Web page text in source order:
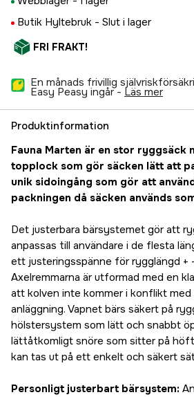
Butik Hyltebruk - Slut i lager
FRI FRAKT!
En månads frivillig
Easy Peasy ingår - läs mer
Produktinformation
Fauna Marten är en stor ryggsäck
topplock som gör säcken lätt att
unik sidoingång som gör att
packningen då säcken används
Det justerbara bärsystemet gör att
anpassas till användare i de flesta
ett justeringsspänne för rygglängd +
Axelremmarna är utformad med en
att kolven inte kommer i konflikt med
anläggning. Vapnet bärs säkert på
hölstersystem som lätt och snabbt
lättåtkomligt snöre som sitter på
kan tas ut på ett enkelt och säkert
Personligt justerbart bärsystem: